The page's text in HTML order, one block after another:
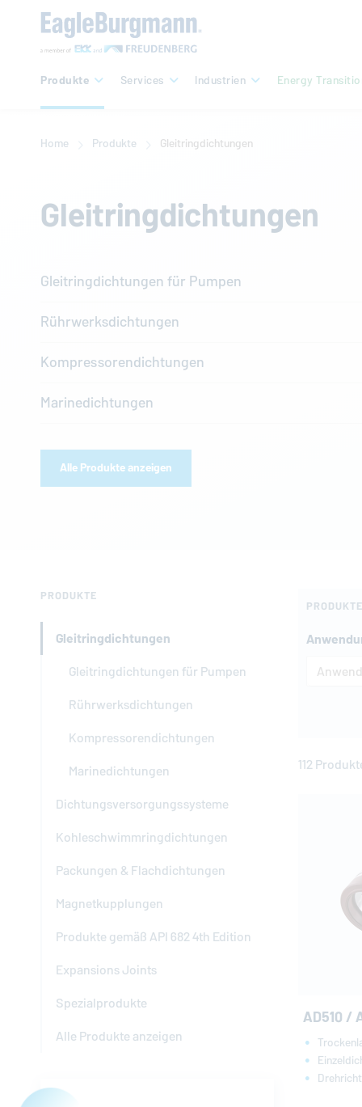
Produkte Services Industrien Energy
Home Produkte Gleitringdichtungen
Gleitringdichtungen
Gleitringdichtungen für Pumpen
Rührwerksdichtungen
Kompressorendichtungen
Marinedichtungen
Alle Produkte anzeigen
PRODUKTE
Gleitringdichtungen
Gleitringdichtungen für Pumpen
Rührwerksdichtungen
Kompressorendichtungen
Marinedichtungen
Dichtungsversorgungssysteme
Kohleschwimmringdichtungen
Packungen & Flachdichtungen
Magnetkupplungen
Produkte gemäß API 682 4th Edition
Expansions Joints
Spezialprodukte
Alle Produkte anzeigen
112
AD510 /